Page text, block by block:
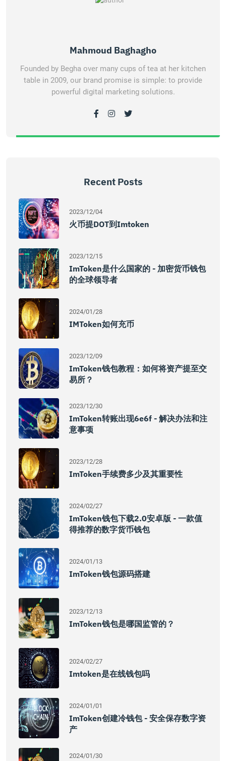
Mahmoud Baghagho
Founded by Begha over many cups of tea at her kitchen
table in 2009, our brand promise is simple: to provide
powerful digital marketing solutions.
Recent Posts
2023/12/04
火币提DOT到imtoken
2023/12/15
ImToken是什么国家的 - 加密货币钱包
的全球领导者
2024/01/28
IMToken如何充币
2023/12/09
ImToken钱包教程：如何将资产提至交
易所？
2023/12/30
ImToken转账出现6e6f - 解决办法和注
意事项
2023/12/28
ImToken手续费多少及其重要性
2024/02/27
ImToken钱包下载2.0安卓版 - 一款值
得推荐的数字货币钱包
2024/01/13
ImToken钱包源码搭建
2023/12/13
ImToken钱包是哪国监管的？
2024/02/27
Imtoken是在线钱包吗
2024/01/01
ImToken创建冷钱包 - 安全保存数字资
产
2024/01/30